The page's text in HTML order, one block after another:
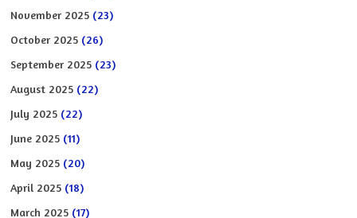
November 2025 (23)
October 2025 (26)
September 2025 (23)
August 2025 (22)
July 2025 (22)
June 2025 (11)
May 2025 (20)
April 2025 (18)
March 2025 (17)